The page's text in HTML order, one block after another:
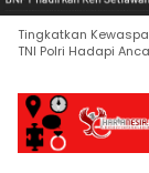
Tingkatkan
TNI Polri Hadapi